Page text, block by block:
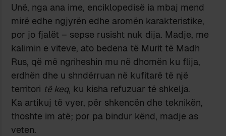
Unë, nga ana ime, enciklopedisë ia mbaj mend
mirë edhe ngjyrën edhe aromën karakteristike,
por jo fjalët – sepse rusisht nuk dija. Madje, me
kalimin e viteve, ato bedena të Murit të Madh
Rus, që më ngriheshin mu në dhomën ku flija,
erdhën dhe u shndërruan në kufitarë të një
territori të keq, ku kisha refuzuar të shkelja.
Ka artikuj të vyer, për shkencën dhe teknikën,
thoshte im atë; por pa bindur kënd, madje as
veten.